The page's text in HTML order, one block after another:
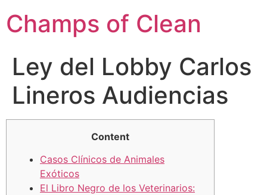
Champs of Clean
Ley del Lobby Carlos
Lineros Audiencias
Content
Casos Clínicos de Animales
Exóticos
El Libro Negro de los Veterinarios: